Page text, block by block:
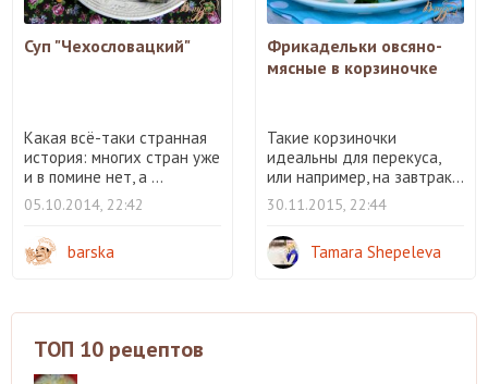
Суп "Чехословацкий"
Какая всё-таки странная
история: многих стран уже
и в помине нет, а ...
05.10.2014, 22:42
barska
Фрикадельки овсяно-
мясные в корзиночке
Такие корзиночки
идеальны для перекуса,
или например, на завтрак...
30.11.2015, 22:44
Tamara Shepeleva
ТОП 10 рецептов